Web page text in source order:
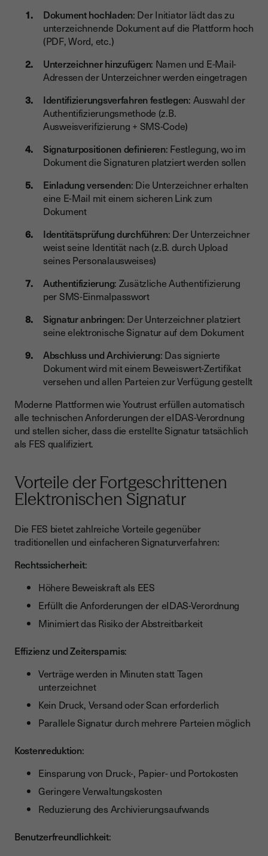
Dokument hochladen: Der Initiator lädt das zu
unterzeichnende Dokument auf die Plattform hoch
(PDF, Word, etc.)
Unterzeichner hinzufügen: Namen und E-Mail-
Adressen der Unterzeichner werden eingetragen
Identifizierungsverfahren festlegen: Auswahl der
Authentifizierungsmethode (z.B.
Ausweisverifizierung + SMS-Code)
Signaturpositionen definieren: Festlegung, wo im
Dokument die Signaturen platziert werden sollen
Einladung versenden: Die Unterzeichner erhalten
eine E-Mail mit einem sicheren Link zum
Dokument
Identitätsprüfung durchführen: Der Unterzeichner
weist seine Identität nach (z.B. durch Upload
seines Personalausweises)
Authentifizierung: Zusätzliche Authentifizierung
per SMS-Einmalpasswort
Signatur anbringen: Der Unterzeichner platziert
seine elektronische Signatur auf dem Dokument
Abschluss und Archivierung: Das signierte
Dokument wird mit einem Beweiswert-Zertifikat
versehen und allen Parteien zur Verfügung gestellt
Moderne Plattformen wie Youtrust erfüllen automatisch
alle technischen Anforderungen der eIDAS-Verordnung
und stellen sicher, dass die erstellte Signatur tatsächlich
als FES qualifiziert.
Vorteile der Fortgeschrittenen
Elektronischen Signatur
Die FES bietet zahlreiche Vorteile gegenüber
traditionellen und einfacheren Signaturverfahren:
Rechtssicherheit:
Höhere Beweiskraft als EES
Erfüllt die Anforderungen der eIDAS-Verordnung
Minimiert das Risiko der Abstreitbarkeit
Effizienz und Zeitersparnis:
Verträge werden in Minuten statt Tagen
unterzeichnet
Kein Druck, Versand oder Scan erforderlich
Parallele Signatur durch mehrere Parteien möglich
Kostenreduktion:
Einsparung von Druck-, Papier- und Portokosten
Geringere Verwaltungskosten
Reduzierung des Archivierungsaufwands
Benutzerfreundlichkeit: